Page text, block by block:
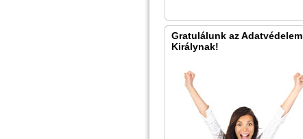
Gratulálunk az Adatvédelem
Királynak!